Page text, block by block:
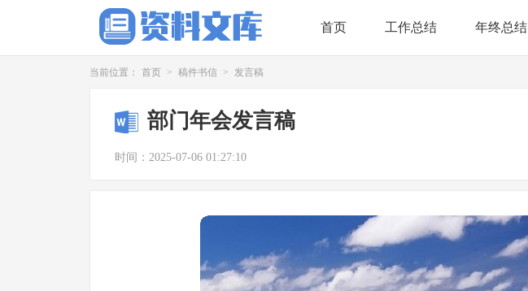
首页 工作总结 年终总结
当前位置： 首页 > 稿件书信 > 发言稿
部门年会发言稿
时间：2025-07-06 01:27:10